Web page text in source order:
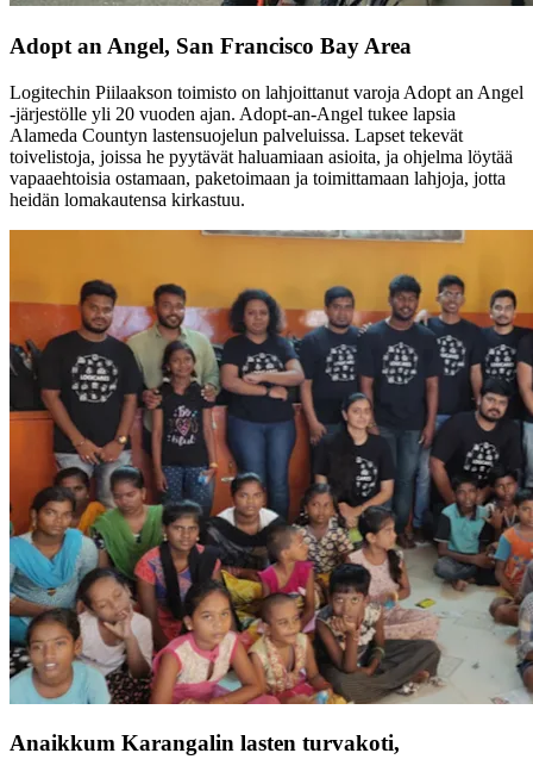
Adopt an Angel, San Francisco Bay Area
Logitechin Piilaakson toimisto on lahjoittanut varoja Adopt an Angel
-järjestölle yli 20 vuoden ajan. Adopt-an-Angel tukee lapsia
Alameda Countyn lastensuojelun palveluissa. Lapset tekevät
toivelistoja, joissa he pyytävät haluamiaan asioita, ja ohjelma löytää
vapaaehtoisia ostamaan, paketoimaan ja toimittamaan lahjoja, jotta
heidän lomakautensa kirkastuu.
Anaikkum Karangalin lasten turvakoti,